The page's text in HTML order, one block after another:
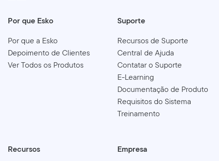
Por que Esko
Por que a Esko
Depoimento de Clientes
Ver Todos os Produtos
Suporte
Recursos de Suporte
Central de Ajuda
Contatar o Suporte
E-Learning
Documentação de Produto
Requisitos do Sistema
Treinamento
Recursos
Empresa